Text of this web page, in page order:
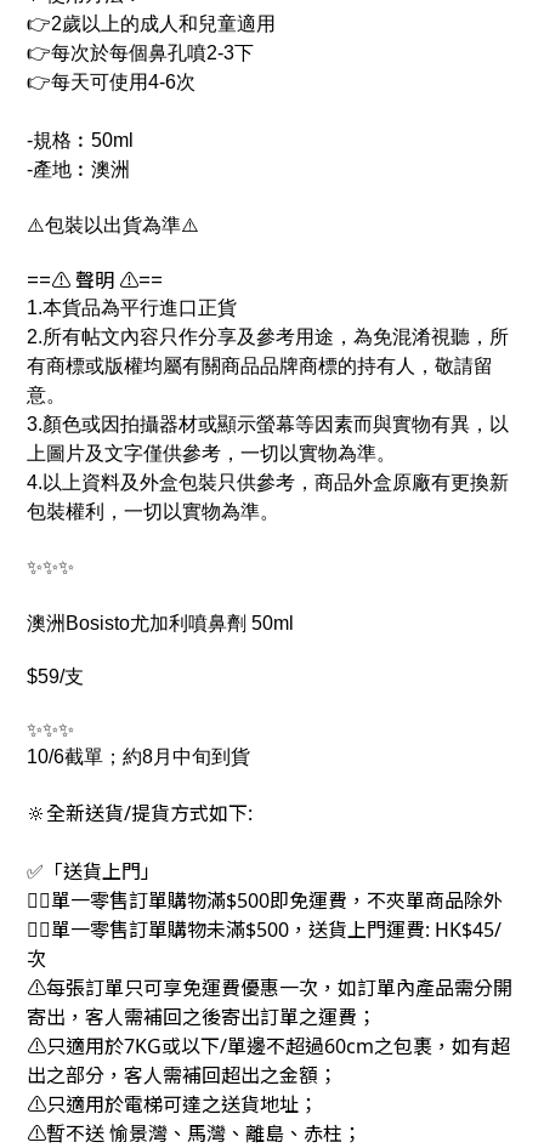
👉2歲以上的成人和兒童適用
👉每次於每個鼻孔噴2-3下
👉每天可使用4-6次
-規格 ︰ 50ml
-產地 ︰ 澳洲
⚠️包裝以出貨為準⚠️
==⚠️ 聲明 ⚠️==
1.本貨品為平行進口正貨
2.所有帖文內容只作分享及參考用途，為免混淆視聽，所
有商標或版權均屬有關商品品牌商標的持有人，敬請留
意。
3.顏色或因拍攝器材或顯示螢幕等因素而與實物有異，以
上圖片及文字僅供參考，一切以實物為準。
4.以上資料及外盒包裝只供參考，商品外盒原廠有更換新
包裝權利，一切以實物為準。
✨✨✨
澳洲Bosisto尤加利噴鼻劑 50ml
$59/支
✨✨✨
10/6截單；約8月中旬到貨
🔆全新送貨/提貨方式如下:
✅「送貨上門」
👉🏻單一零售訂單購物滿$500即免運費，不夾單商品除外
👉🏻單一零售訂單購物未滿$500，送貨上門運費: HK$45/
次
⚠每張訂單只可享免運費優惠一次，如訂單內產品需分開
寄出，客人需補回之後寄出訂單之運費；
⚠只適用於7KG或以下/單邊不超過60cm之包裹，如有超
出之部分，客人需補回超出之金額；
⚠只適用於電梯可達之送貨地址；
⚠暫不送 愉景灣、馬灣、離島、赤柱；